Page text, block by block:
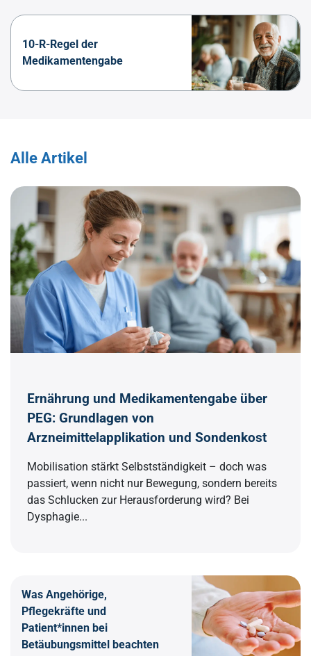
10-R-Regel der
Medikamentengabe
Alle Artikel
Ernährung und Medikamentengabe über
PEG: Grundlagen von
Arzneimittelapplikation und Sondenkost
Mobilisation stärkt Selbstständigkeit – doch was
passiert, wenn nicht nur Bewegung, sondern bereits
das Schlucken zur Herausforderung wird? Bei
Dysphagie...
Was Angehörige,
Pflegekräfte und
Patient*innen bei
Betäubungsmittel beachten